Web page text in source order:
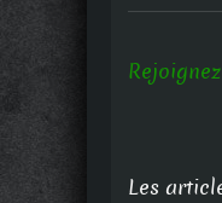
Les